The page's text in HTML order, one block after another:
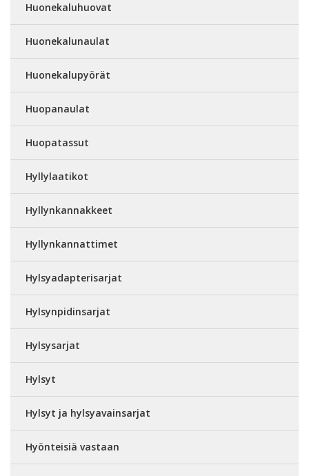
Huonekaluhuovat
Huonekalunaulat
Huonekalupyörät
Huopanaulat
Huopatassut
Hyllylaatikot
Hyllynkannakkeet
Hyllynkannattimet
Hylsyadapterisarjat
Hylsynpidinsarjat
Hylsysarjat
Hylsyt
Hylsyt ja hylsyavainsarjat
Hyönteisiä vastaan